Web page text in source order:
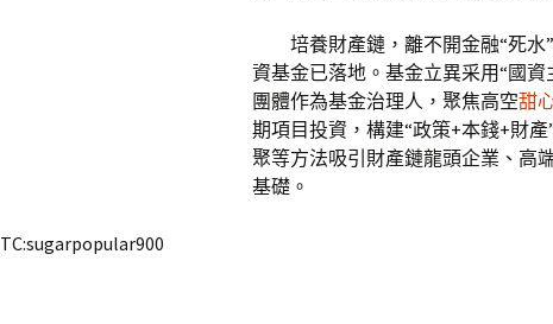
培養財產鏈，離不開金融“死
資基金已落地。基金立異采用“國資
團體作為基金治理人，聚焦高空甜
期項目投資，構建“政策+本錢+財
聚等方法吸引財產鏈龍頭企業、高
基礎。
TC:sugarpopular900